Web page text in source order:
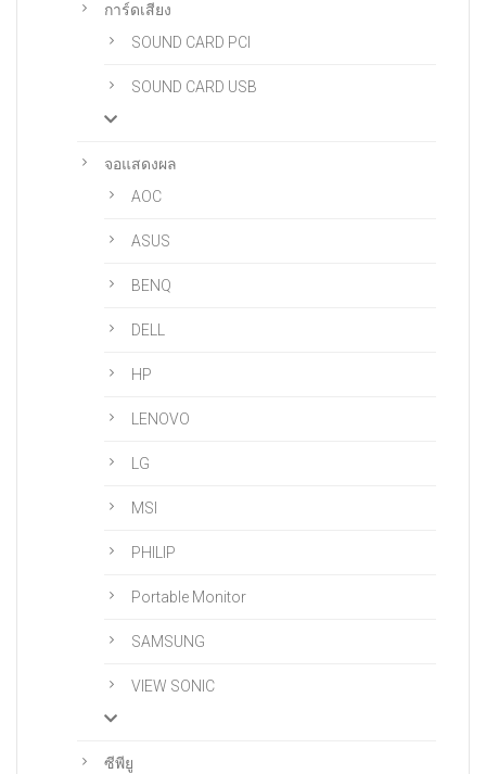
การ์ดเสียง
SOUND CARD PCI
SOUND CARD USB
จอแสดงผล
AOC
ASUS
BENQ
DELL
HP
LENOVO
LG
MSI
PHILIP
Portable Monitor
SAMSUNG
VIEW SONIC
ซีพียู